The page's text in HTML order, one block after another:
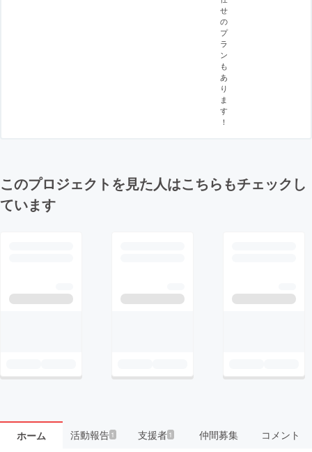
せ
の
プ
ラ
ン
も
あ
り
ま
す
！
このプロジェクトを見た人はこちらもチェックし
ています
ホーム 活動報告1 支援者 1 仲間募集 コメント